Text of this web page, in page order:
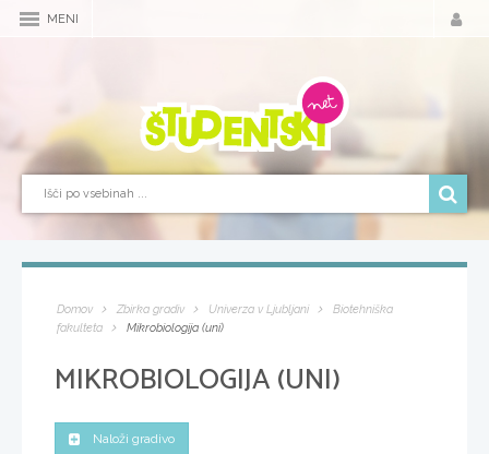
MENI
Domov Zbirka gradiv Univerza v Ljubljani
Biotehniška
fakulteta
Mikrobiologija (uni)
MIKROBIOLOGIJA (UNI)
Naloži gradivo